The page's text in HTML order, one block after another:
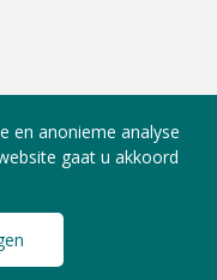
en anonieme analyse
gaat u akkoord